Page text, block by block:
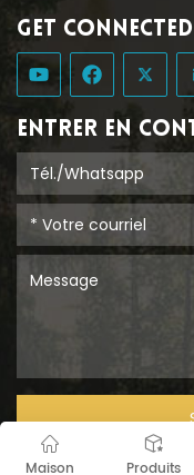
GET CONNECTED
ENTRER EN
Maison Produits